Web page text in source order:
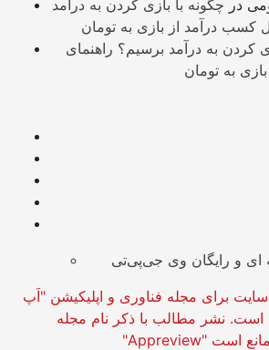
در چگونه با بازی کردن به درآمد
کسب درآمد از بازی به تومان
کردن به درآمد برسیم؟ راهنمای
به تومان
و رایگان وی جی‌پی‌تی
برای مجله فناوری و اپلیکیشن "اَپ
است. نشر مطالب با ذکر نام مجله